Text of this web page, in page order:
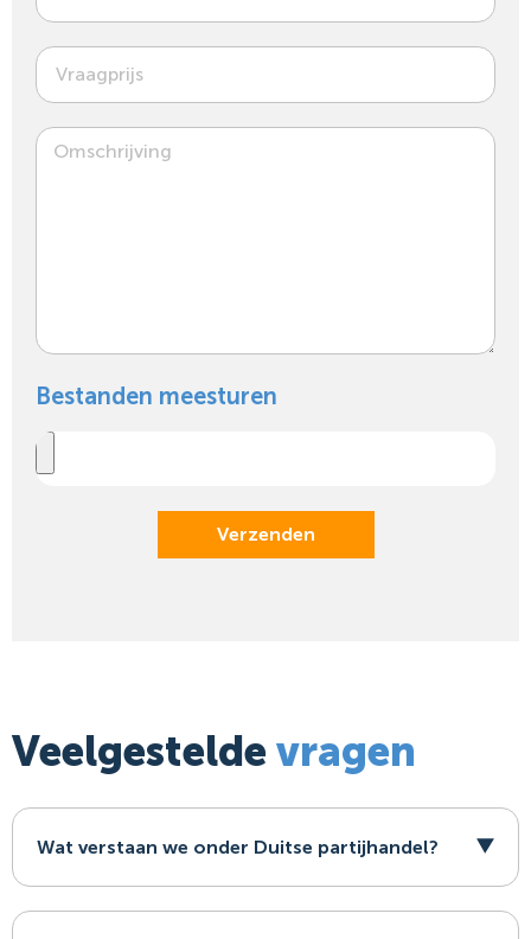
Bestanden meesturen
Verzenden
Veelgestelde vragen
Wat verstaan we onder Duitse partijhandel?